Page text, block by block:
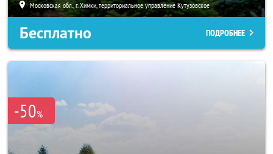
Московская обл., г. Химки, территориальное управление Кутузовское
Бесплатно ПОДРОБНЕЕ
-50%